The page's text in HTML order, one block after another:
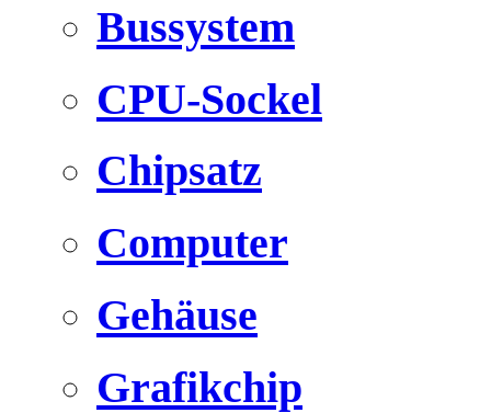
Bussystem
CPU-Sockel
Chipsatz
Computer
Gehäuse
Grafikchip